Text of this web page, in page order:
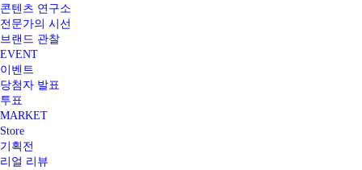
콘텐츠 연구소
전문가의 시선
브랜드 관찰
EVENT
이벤트
당첨자 발표
투표
MARKET
Store
기획전
리얼 리뷰